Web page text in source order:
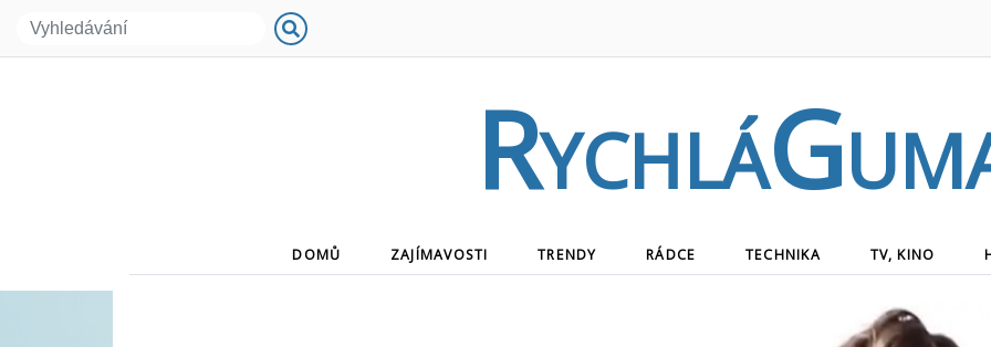
DOMŮ (CURRENT)ZAJÍMAVOSTI TRENDY RÁDCE TECHNIKA TV, KINO